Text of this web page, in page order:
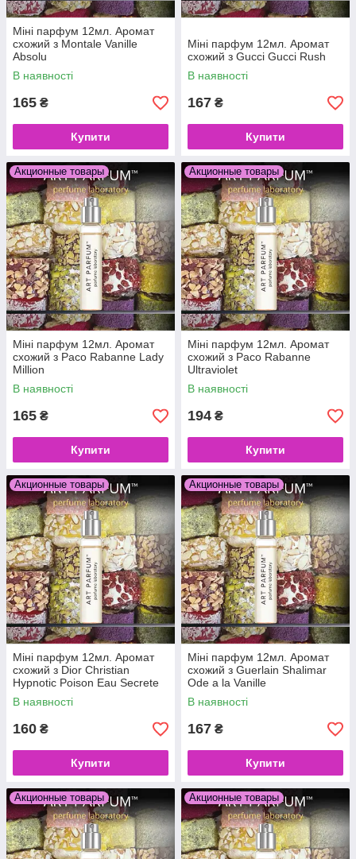
Міні парфум 12мл. Аромат
схожий з Montale Vanille
Absolu
В наявності
165 ₴
Купити
Міні парфум 12мл. Аромат
схожий з Gucci Gucci Rush
В наявності
167 ₴
Купити
Акционные товары
Міні парфум 12мл. Аромат
схожий з Paco Rabanne Lady
Million
В наявності
165 ₴
Купити
Акционные товары
Міні парфум 12мл. Аромат
схожий з Paco Rabanne
Ultraviolet
В наявності
194 ₴
Купити
Акционные товары
Міні парфум 12мл. Аромат
схожий з Dior Christian
Hypnotic Poison Eau Secrete
В наявності
160 ₴
Купити
Акционные товары
Міні парфум 12мл. Аромат
схожий з Guerlain Shalimar
Ode a la Vanille
В наявності
167 ₴
Купити
Акционные товары Акционные товары